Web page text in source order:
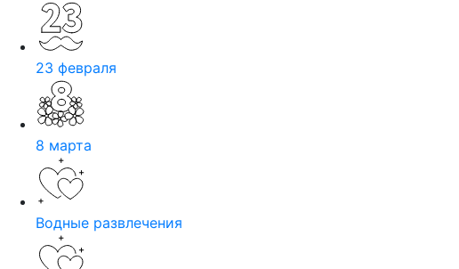
23 февраля
8 марта
Водные развлечения